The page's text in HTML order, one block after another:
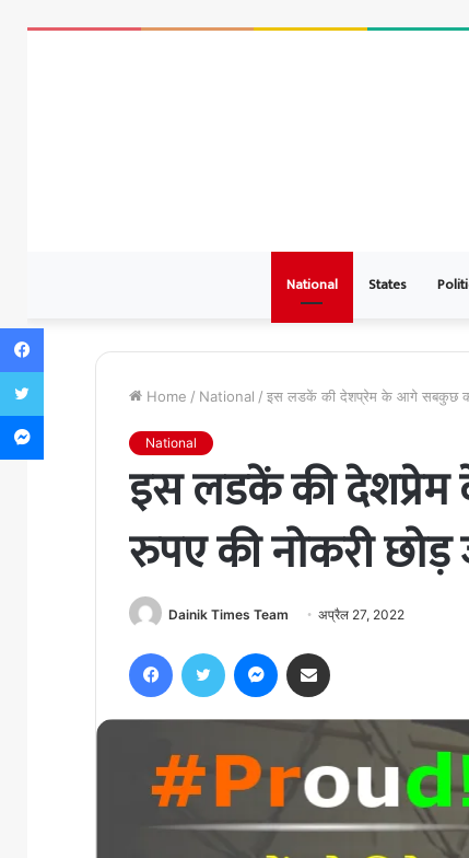
National States
Home / National / इस लडकें की देशप्रेम के आगे सबकुछ कम,
National
इस लडकें की
रुपए की नोकरी छोड़
Dainik Times Team अप्रैल 27, 2022
FacebookTwitter Messenger
Facebook
Twitter
Messenger